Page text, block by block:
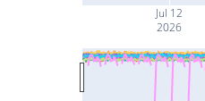
Jul 12
2026